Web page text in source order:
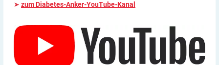
➤ zum Diabetes-Anker-YouTube-Kanal